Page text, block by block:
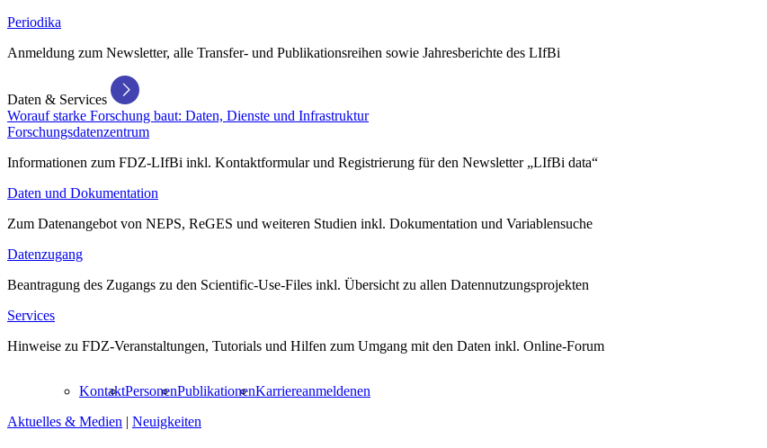
Periodika
Anmeldung zum Newsletter, alle Transfer- und Publikationsreihen sowie Jahresberichte des LIfBi
Daten & Services
Worauf starke Forschung baut: Daten, Dienste und Infrastruktur
Forschungsdatenzentrum
Informationen zum FDZ-LIfBi inkl. Kontaktformular und Registrierung für den Newsletter „LIfBi data“
Daten und Dokumentation
Zum Datenangebot von NEPS, ReGES und weiteren Studien inkl. Dokumentation und Variablensuche
Datenzugang
Beantragung des Zugangs zu den Scientific-Use-Files inkl. Übersicht zu allen Datennutzungsprojekten
Services
Hinweise zu FDZ-Veranstaltungen, Tutorials und Hilfen zum Umgang mit den Daten inkl. Online-Forum
KontaktPersonenPublikationenKarriereanmeldenen
Aktuelles & Medien | Neuigkeiten